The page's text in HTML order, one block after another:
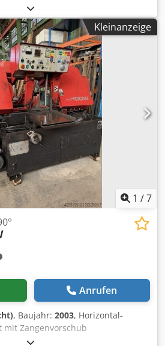
5040mm/1550mm, max.
Edelstahl/Aluminium:
Werkstückgewicht: 330kg,
80m/min/80m/min/60mm/min,
+/-0,01mm.
X/Y/Z: ca.
Gewicht: ca. 6600kg,
Inklusive Fanuc Laser-Model
vorhanden. Eine Besichtigung vor
Ip R Aox Ahzeck
Kleinanzeige
1 /7
Anrufen
, Baujahr: 2003, Horizontal-
mit Zangenvorschub
400 mm quadrat 400 x 400 mm